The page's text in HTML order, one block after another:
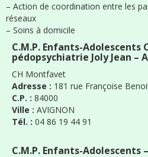
– Action de coordination entre les
réseaux
– Soins à domicile
C.M.P. Enfants-Adolescents
pédopsychiatrie Joly Jean –
CH Montfavet
Adresse : 181 rue Françoise
C.P. : 84000
Ville : AVIGNON
Tél. : 04 86 19 44 91
C.M.P. Enfants-Adolescents